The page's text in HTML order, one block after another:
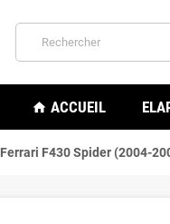
home ACCUEIL
Ferrari F430 Spider (2004-